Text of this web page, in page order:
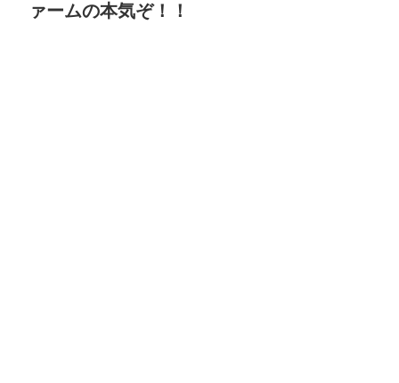
ァームの本気ぞ！！